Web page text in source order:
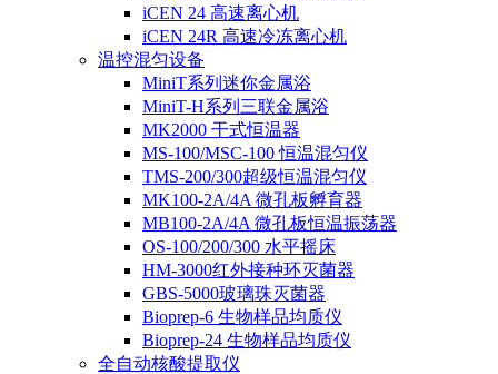
iCEN 24 高速离心机
iCEN 24R 高速冷冻离心机
温控混匀设备
MiniT系列迷你金属浴
MiniT-H系列三联金属浴
MK2000 干式恒温器
MS-100/MSC-100 恒温混匀仪
TMS-200/300超级恒温混匀仪
MK100-2A/4A 微孔板孵育器
MB100-2A/4A 微孔板恒温振荡器
OS-100/200/300 水平摇床
HM-3000红外接种环灭菌器
GBS-5000玻璃珠灭菌器
Bioprep-6 生物样品均质仪
Bioprep-24 生物样品均质仪
全自动核酸提取仪